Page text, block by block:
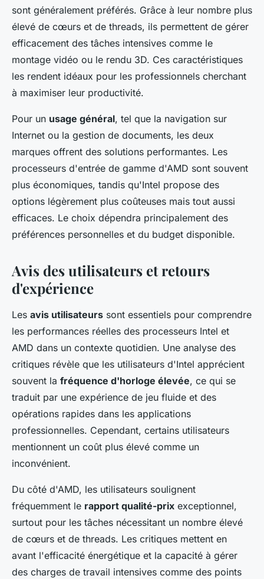
sont généralement préférés. Grâce à leur nombre plus
élevé de cœurs et de threads, ils permettent de gérer
efficacement des tâches intensives comme le
montage vidéo ou le rendu 3D. Ces caractéristiques
les rendent idéaux pour les professionnels cherchant
à maximiser leur productivité.
Pour un usage général, tel que la navigation sur
Internet ou la gestion de documents, les deux
marques offrent des solutions performantes. Les
processeurs d'entrée de gamme d'AMD sont souvent
plus économiques, tandis qu'Intel propose des
options légèrement plus coûteuses mais tout aussi
efficaces. Le choix dépendra principalement des
préférences personnelles et du budget disponible.
Avis des utilisateurs et retours
d'expérience
Les avis utilisateurs sont essentiels pour comprendre
les performances réelles des processeurs Intel et
AMD dans un contexte quotidien. Une analyse des
critiques révèle que les utilisateurs d'Intel apprécient
souvent la fréquence d'horloge élevée, ce qui se
traduit par une expérience de jeu fluide et des
opérations rapides dans les applications
professionnelles. Cependant, certains utilisateurs
mentionnent un coût plus élevé comme un
inconvénient.
Du côté d'AMD, les utilisateurs soulignent
fréquemment le rapport qualité-prix exceptionnel,
surtout pour les tâches nécessitant un nombre élevé
de cœurs et de threads. Les critiques mettent en
avant l'efficacité énergétique et la capacité à gérer
des charges de travail intensives comme des points